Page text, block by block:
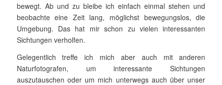
bewegt. Ab und zu bleibe ich einfach einmal stehen und
beobachte eine Zeit lang, mög­lichst bewegungslos, die
Umgebung. Das hat mir schon zu vielen interessanten
Sichtungen verholfen.
Gelegentlich treffe ich mich aber auch mit anderen
Naturfotografen, um interessante Sichtungen
auszutauschen oder um mich unter­wegs auch über unser